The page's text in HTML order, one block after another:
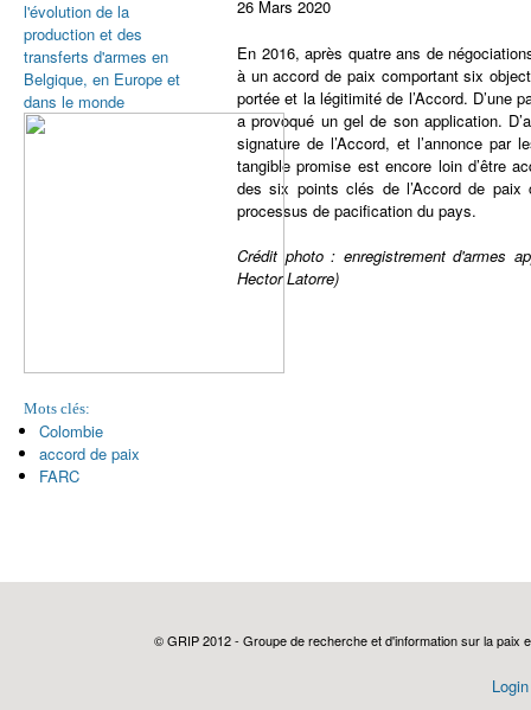
26 Mars 2020
En 2016, après quatre ans de
à un accord de paix comportant six
portée et la légitimité de l’Accord. D’une
a provoqué un gel de son application.
signature de l’Accord, et l’annonce
tangible promise est encore loin d’être
des six points clés de l’Accord de paix
processus de pacification du pays.
Crédit photo : enregistrement d'armes
Hector Latorre)
l'évolution de la
production et des
transferts d'armes en
Belgique, en Europe et
dans le monde
Mots clés:
Colombie
accord de paix
FARC
© GRIP 2012 - Groupe de recherche et d'information sur la paix
Login